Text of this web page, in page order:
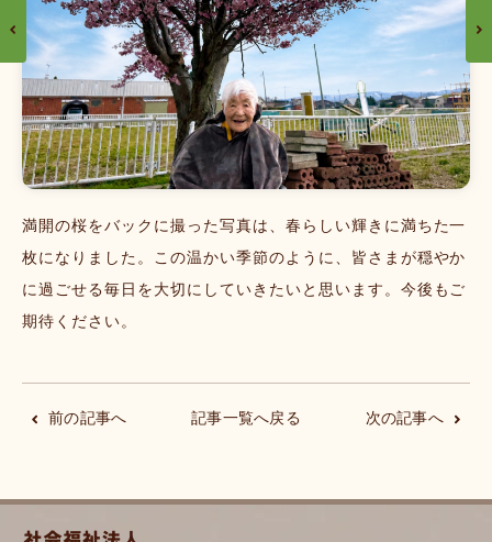
満開の桜をバックに撮った写真は、春らしい輝きに満ちた一
枚になりました。この温かい季節のように、皆さまが穏やか
に過ごせる毎日を大切にしていきたいと思います。今後もご
期待ください。
前の記事へ 記事一覧へ戻る 次の記事へ